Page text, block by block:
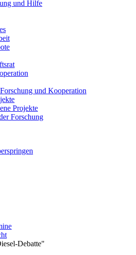
und Hilfe
und Kooperation
Projekte
Forschung
Debatte"